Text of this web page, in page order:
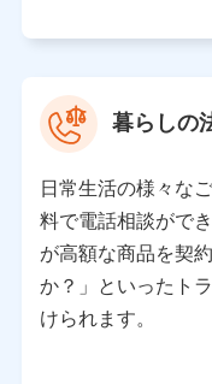
氏名、電話番号、メ
性、連絡先、dポイン
として、dポイントカ
所、dポイント残高、
利用情報
当社又は株式会社
ご契約・ご利用など
会社NTTドコモが提
用履歴インターネッ
ーション利用時の行
暮らしの
日常生活の様々な
料で電話相談がで
が高額な商品を契
か？」といったト
けられます。